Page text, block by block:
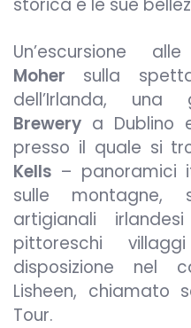
storica e le sue
Un’escursione
Moher sulla
dell’Irlanda,
Brewery a Dublino
presso il quale si
Kells – panoramici
sulle montagne,
artigianali
pittoreschi
disposizione nel
Lisheen, chiamato
Tour.